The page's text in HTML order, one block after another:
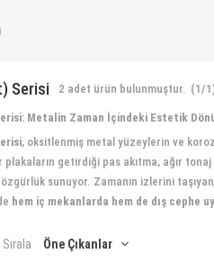
Serisi 2 adet ürün bulunmuştur. (1/
Metalin Zaman İçindeki Estetik
, oksitlenmiş metal yüzeylerin ve
plakaların getirdiği pas akıtma, ağır
sunuyor. Zamanın izlerini
hem iç mekanlarda hem de dış cephe
Sırala